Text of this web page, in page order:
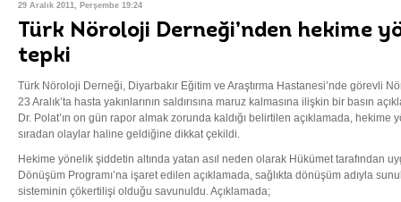
29 Aralık 2011, Perşembe 19:24
Türk Nöroloji Derneği’nden hekime
tepki
Türk Nöroloji Derneği, Diyarbakır Eğitim ve Araştırma Hastanesi’nde görevli
23 Aralık’ta hasta yakınlarının saldırısına maruz kalmasına ilişkin bir basın
Dr. Polat’ın on gün rapor almak zorunda kaldığı belirtilen açıklamada,
sıradan olaylar haline geldiğine dikkat çekildi.
Hekime yönelik şiddetin altında yatan asıl neden olarak Hükümet tarafından
Dönüşüm Programı’na işaret edilen açıklamada, sağlıkta dönüşüm adıyla
sisteminin çökertilişi olduğu savunuldu. Açıklamada;